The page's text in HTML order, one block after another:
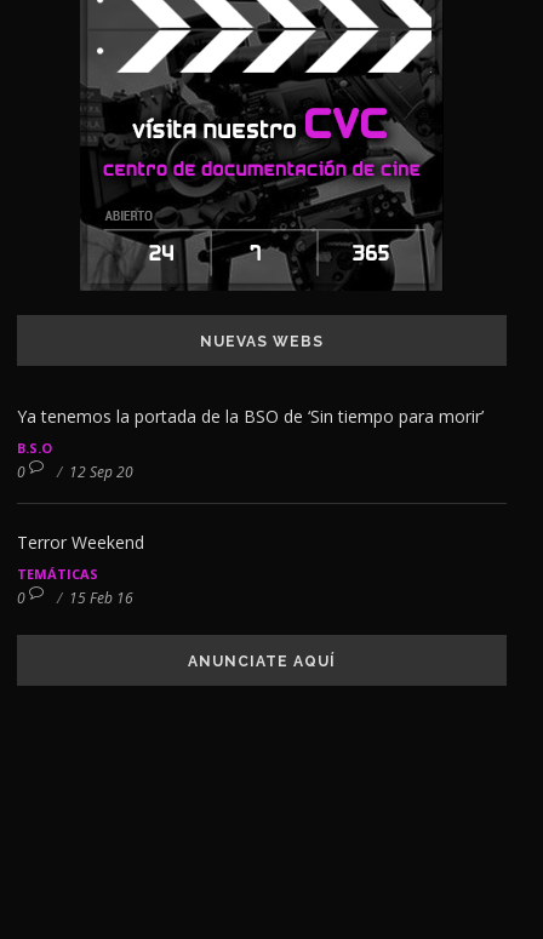
NUEVAS WEBS
Ya tenemos la portada de la BSO de ‘Sin tiempo para morir’
B.S.O
0 / 12 Sep 20
Terror Weekend
TEMÁTICAS
0 / 15 Feb 16
ANUNCIATE AQUÍ